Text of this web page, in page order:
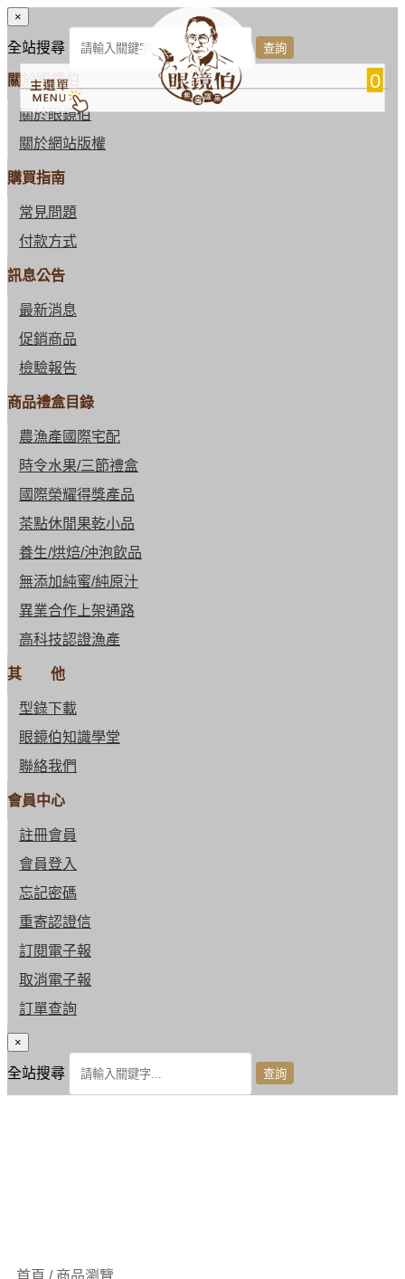
0
×
全站搜尋
關於眼鏡伯
關於眼鏡伯
關於網站版權
購買指南
常見問題
付款方式
訊息公告
最新消息
促銷商品
檢驗報告
商品禮盒目錄
農漁產國際宅配
時令水果/三節禮盒
國際榮耀得獎產品
茶點休閒果乾小品
養生/烘焙/沖泡飲品
無添加純蜜/純原汁
異業合作上架通路
高科技認證漁產
其 他
型錄下載
眼鏡伯知識學堂
聯絡我們
會員中心
註冊會員
會員登入
忘記密碼
重寄認證信
訂閱電子報
取消電子報
訂單查詢
×
全站搜尋
首頁 / 商品瀏覽